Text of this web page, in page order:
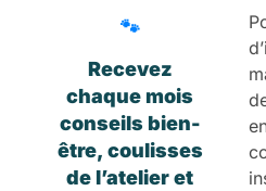
🐾
Recevez
chaque mois
conseils bien-
être, coulisses
de l’atelier et